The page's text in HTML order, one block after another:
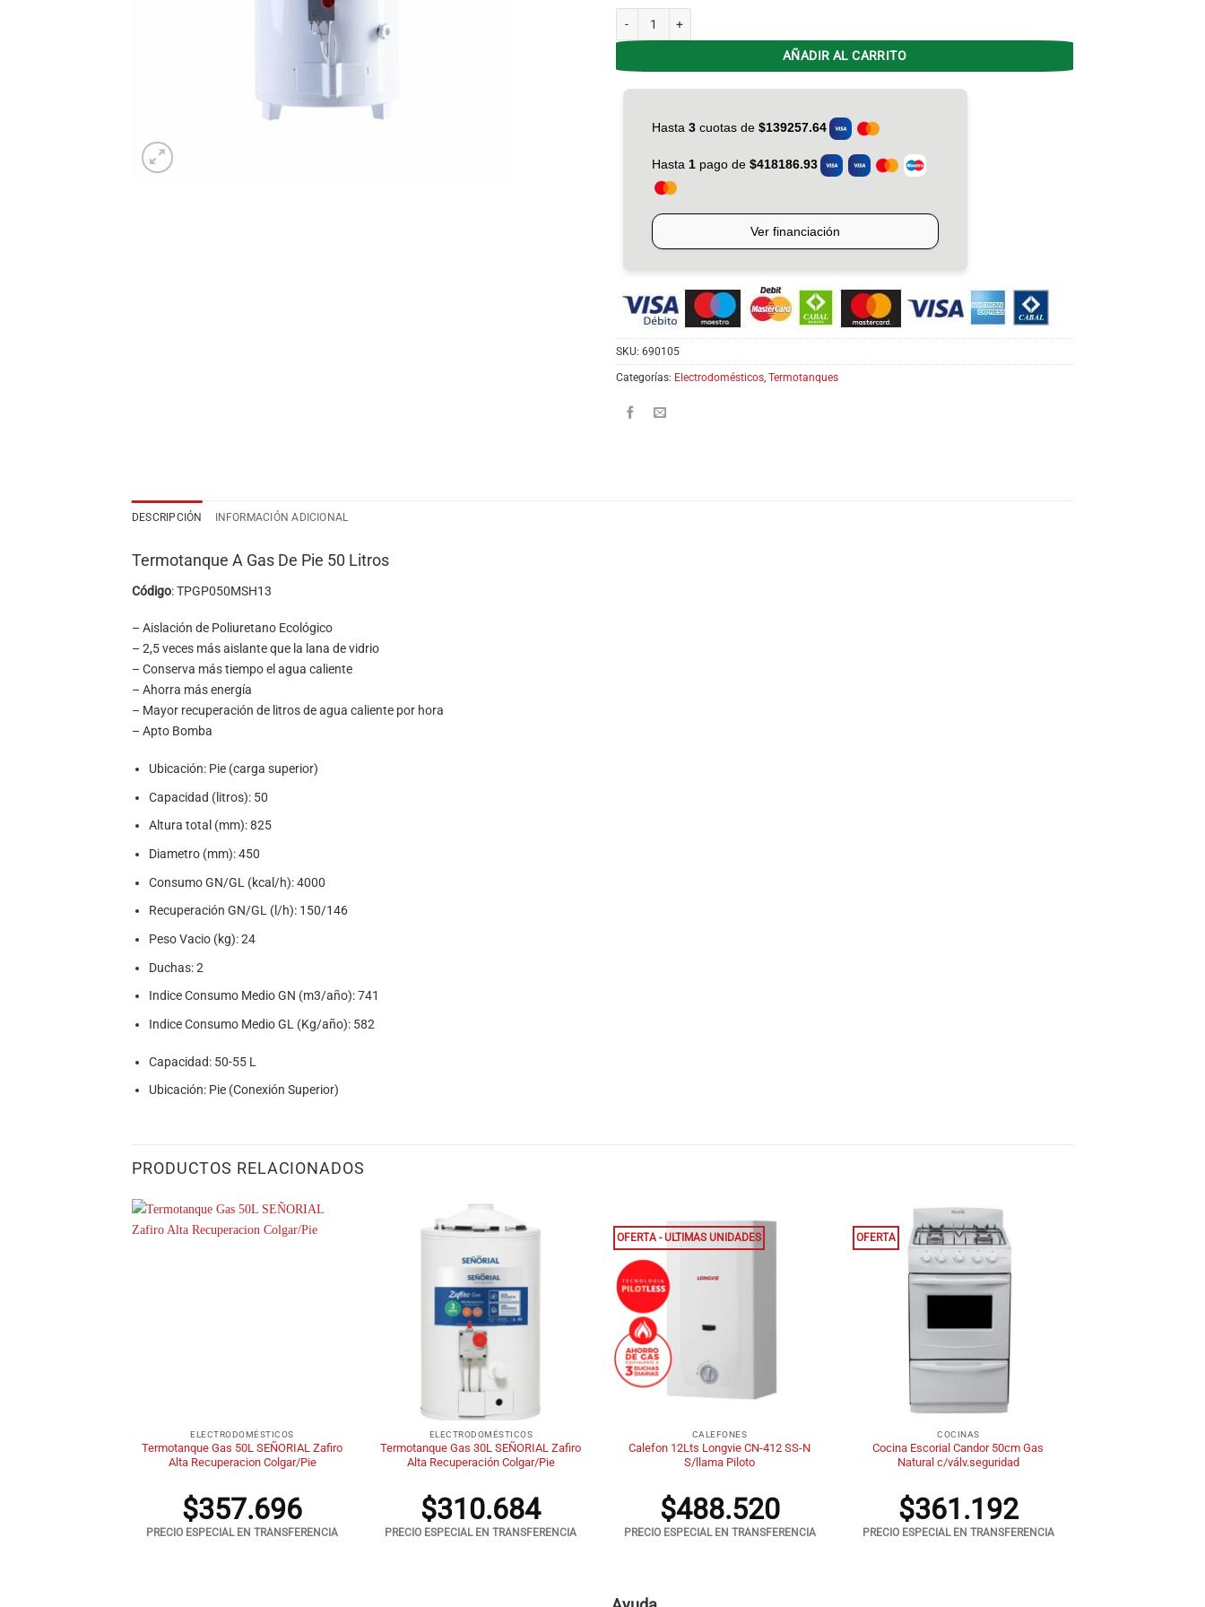
AÑADIR AL CARRITO
SKU: 690105
Categorías: Electrodomésticos, Termotanques
DESCRIPCIÓN INFORMACIÓN ADICIONAL
Termotanque A Gas De Pie 50 Litros
Código: TPGP050MSH13
– Aislación de Poliuretano Ecológico
– 2,5 veces más aislante que la lana de vidrio
– Conserva más tiempo el agua caliente
– Ahorra más energía
– Mayor recuperación de litros de agua caliente por hora
– Apto Bomba
Ubicación: Pie (carga superior)
Capacidad (litros): 50
Altura total (mm): 825
Diametro (mm): 450
Consumo GN/GL (kcal/h): 4000
Recuperación GN/GL (l/h): 150/146
Peso Vacio (kg): 24
Duchas: 2
Indice Consumo Medio GN (m3/año): 741
Indice Consumo Medio GL (Kg/año): 582
Capacidad: 50-55 L
Ubicación: Pie (Conexión Superior)
PRODUCTOS RELACIONADOS
ELECTRODOMÉSTICOS
Termotanque Gas 50L SEÑORIAL Zafiro
Alta Recuperacion Colgar/Pie
$357.696
PRECIO ESPECIAL EN TRANSFERENCIA
ELECTRODOMÉSTICOS
Termotanque Gas 30L SEÑORIAL Zafiro
Alta Recuperación Colgar/Pie
$310.684
PRECIO ESPECIAL EN TRANSFERENCIA
OFERTA - ULTIMAS UNIDADES
CALEFONES
Calefon 12Lts Longvie CN-412 SS-N
S/llama Piloto
$488.520
PRECIO ESPECIAL EN TRANSFERENCIA
OFERTA
COCINAS
Cocina Escorial Candor 50cm Gas
Natural c/válv.seguridad
$361.192
PRECIO ESPECIAL EN TRANSFERENCIA